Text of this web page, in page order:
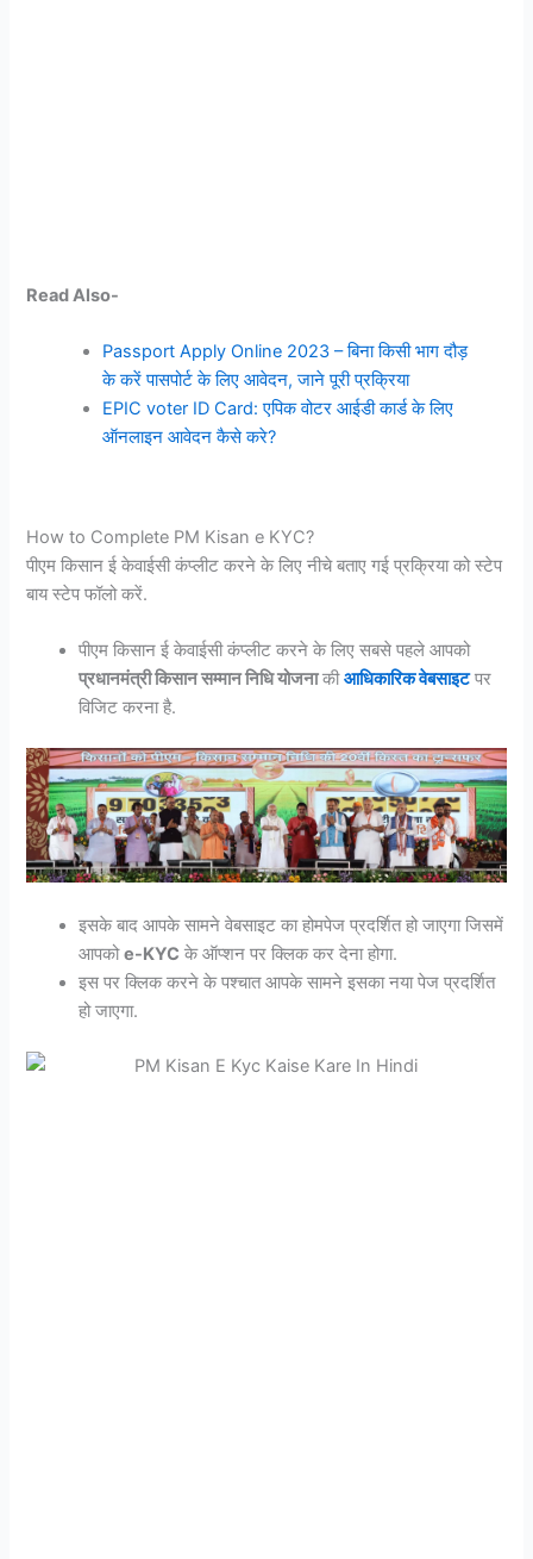
Read Also-
Passport Apply Online 2023 – बिना किसी भाग दौड़
के करें पासपोर्ट के लिए आवेदन, जाने पूरी प्रक्रिया
EPIC voter ID Card: एपिक वोटर आईडी कार्ड के लिए
ऑनलाइन आवेदन कैसे करे?
How to Complete PM Kisan e KYC?
पीएम किसान ई केवाईसी कंप्लीट करने के लिए नीचे बताए गई प्रक्रिया को स्टेप
बाय स्टेप फॉलो करें.
पीएम किसान ई केवाईसी कंप्लीट करने के लिए सबसे पहले आपको
प्रधानमंत्री किसान सम्मान निधि योजनाकीआधिकारिक वेबसाइटपर
विजिट करना है.
इसके बाद आपके सामने वेबसाइट का होमपेज प्रदर्शित हो जाएगा जिसमें
आपकोe-KYC के ऑप्शन पर क्लिक कर देना होगा.
इस पर क्लिक करने के पश्चात आपके सामने इसका नया पेज प्रदर्शित
हो जाएगा.